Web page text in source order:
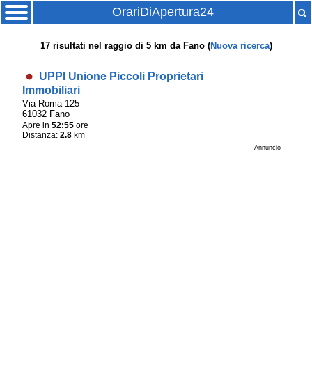
OrariDiApertura24
17risultati nel raggio di 5 km da Fano (Nuova ricerca)
UPPI Unione Piccoli Proprietari
Immobiliari
Via Roma 125
61032 Fano
Apre in52:55 ore
Distanza:2.8 km
Annuncio